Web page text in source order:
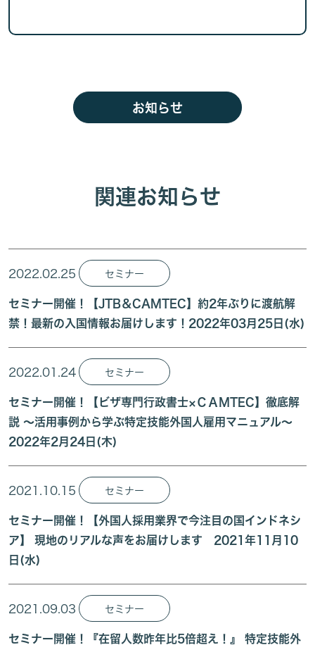
お知らせ
関連お知らせ
2022.02.25 セミナー
セミナー開催！【JTB＆CAMTEC】約2年ぶりに渡航解
禁！最新の入国情報お届けします！2022年03月25日(水)
2022.01.24 セミナー
セミナー開催！【ビザ専門行政書士×ＣＡＭTEC】徹底解
説 ～活用事例から学ぶ特定技能外国人雇用マニュアル～
2022年2月24日(木)
2021.10.15 セミナー
セミナー開催！【外国人採用業界で今注目の国インドネシ
ア】 現地のリアルな声をお届けします 2021年11月10
日(水)
2021.09.03 セミナー
セミナー開催！『在留人数昨年比5倍超え！』 特定技能外